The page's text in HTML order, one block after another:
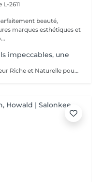
2611
beauté,
impeccables, une
Teinture des Sourcils et Cils : Couleur Riche et Naturelle pour un Regard Parfaitement Dé fini et Durable Découvrez le secret pour des sourcils et cils impeccables avec notre teinture spécialisée. Couleur Riche : Nos teintures offrent des couleurs intenses et naturelles qui mettent en valeur vos sourcils et cils avec des nuances profondes et élégantes. Définition Parfaite : La formule est conçue pour définir vos sourcils et cils avec précision, créant une forme parfaitement structurée et harmonieuse. Durabilité Exceptionnelle : Profitez d'une couleur durable qui reste éclatante et résistante, garantissant un regard impeccable pendant longtemps. La teinture est appliquée avec soin par nos esthéticiennes, dont les maîtres Liseta, Fatima et Deborah, assurant un résultat uniforme et naturel. Offrez-vous le luxe d'un regard parfaitement défini et mettez en valeur vos yeux comme jamais auparavant.